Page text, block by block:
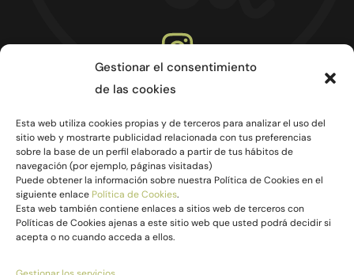
Gestionar el consentimiento
de las cookies
Esta web utiliza cookies propias y de terceros para analizar el uso del
sitio web y mostrarte publicidad relacionada con tus preferencias
sobre la base de un perfil elaborado a partir de tus hábitos de
navegación (por ejemplo, páginas visitadas)
Puede obtener la información sobre nuestra Política de Cookies en el
siguiente enlace Política de Cookies.
Esta web también contiene enlaces a sitios web de terceros con
Políticas de Cookies ajenas a este sitio web que usted podrá decidir si
acepta o no cuando acceda a ellos.
Preguntas Frecuentes
Glosario de Términos
Aviso Legal